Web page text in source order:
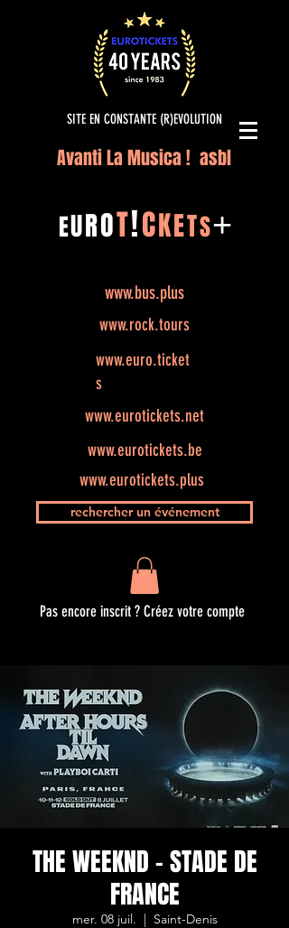
SITE EN CONSTANTE (R)EVOLUTION
Avanti La Musica ! asbl
EUROT!CKETS+
www.bus.plus
www.rock.tours
www.euro.ticket
s
www.eurotickets.net
www.eurotickets.be
www.eurotickets.plus
rechercher un événement
Pas encore inscrit ? Créez votre compte
THE WEEKND - STADE DE
FRANCE
mer. 08 juil.
  |
Saint-Denis